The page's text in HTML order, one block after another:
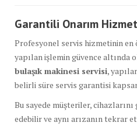
Garantili Onarım
Profesyonel servis hizmetinin
yapılan işlemin güvence altında
bulaşık makinesi servisi,
belirli süre servis garantisi
Bu sayede müşteriler,
edebilir ve aynı arızanın tekrar